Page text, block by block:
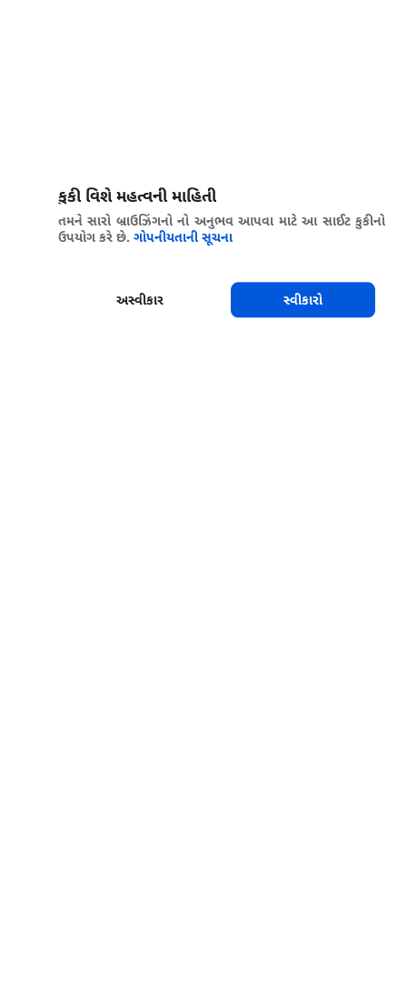
કુકી વિશે મહત્વની માહિતી
તમને સારો બ્રાઉઝિંગનો નો અનુભવ આપવા માટે આ સાઈટ કુકીનો
ઉપયોગ કરે છે. ગોપનીયતાની સૂચના
અસ્વીકાર સ્વીકારો